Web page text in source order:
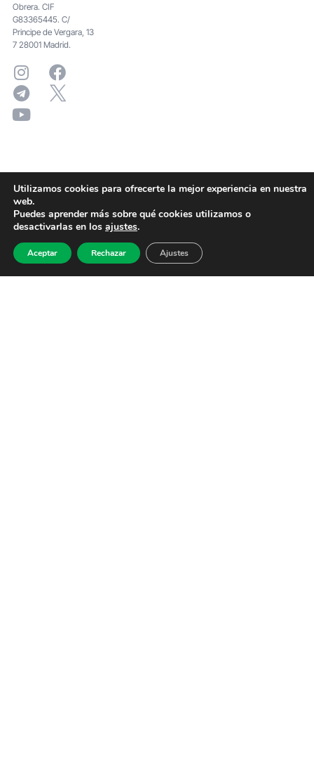
Obrera. CIF
G83365445. C/
Principe de Vergara, 13
7 28001 Madrid.
Utilizamos cookies para ofrecerte la mejor experiencia en nuestra
web.
Puedes aprender más sobre qué cookies utilizamos o
desactivarlas en los ajustes.
Aceptar Rechazar Ajustes